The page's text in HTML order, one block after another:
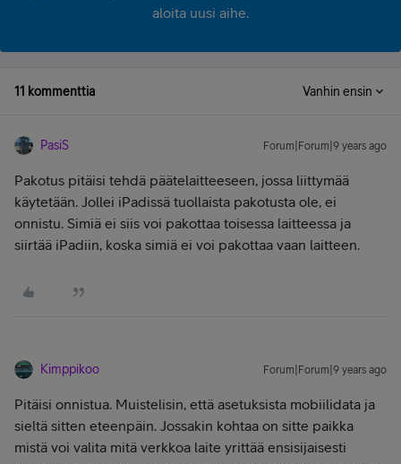
aloita uusi aihe.
11 kommenttia Vanhin ensin
PasiS Forum|Forum|9 years ago
Pakotus pitäisi tehdä päätelaitteeseen, jossa liittymää
käytetään. Jollei iPadissä tuollaista pakotusta ole, ei
onnistu. Simiä ei siis voi pakottaa toisessa laitteessa ja
siirtää iPadiin, koska simiä ei voi pakottaa vaan laitteen.
Kimppikoo Forum|Forum|9 years ago
Pitäisi onnistua. Muistelisin, että asetuksista mobiilidata ja
sieltä sitten eteenpäin. Jossakin kohtaa on sitte paikka
mistä voi valita mitä verkkoa laite yrittää ensisijaisesti